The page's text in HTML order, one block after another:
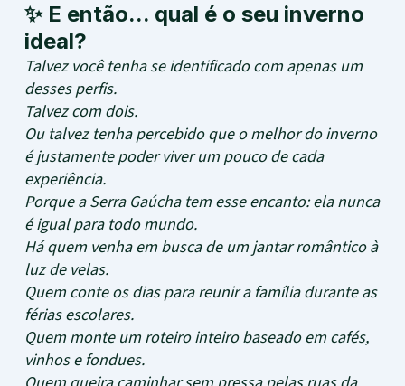
✨ E então... qual é o seu inverno
ideal?
Talvez você tenha se identificado com apenas um
desses perfis.
Talvez com dois.
Ou talvez tenha percebido que o melhor do inverno
é justamente poder viver um pouco de cada
experiência.
Porque a Serra Gaúcha tem esse encanto: ela nunca
é igual para todo mundo.
Há quem venha em busca de um jantar romântico à
luz de velas.
Quem conte os dias para reunir a família durante as
férias escolares.
Quem monte um roteiro inteiro baseado em cafés,
vinhos e fondues.